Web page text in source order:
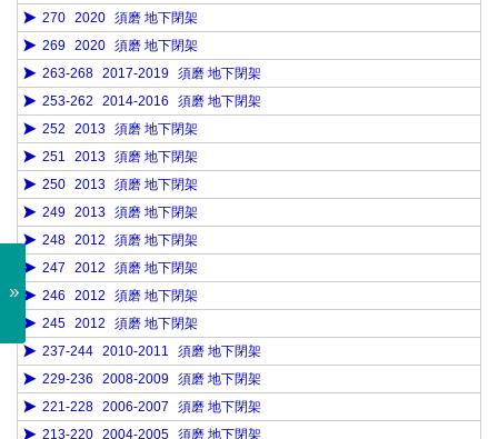
»
270 2020 須磨 地下閉架
269 2020 須磨 地下閉架
263-268 2017-2019 須磨 地下閉架
253-262
2014-2016
須磨 地下閉架
252
2013 須磨 地下閉架
251
2013 須磨 地下閉架
250 2013 須磨 地下閉架
249 2013 須磨 地下閉架
248 2012
須磨 地下閉架
247
2012
須磨 地下閉架
246
2012
須磨 地下閉架
245 2012
須磨 地下閉架
237-244 2010-2011
須磨 地下閉架
229-236
2008-2009 須磨 地下閉架
221-228 2006-2007
須磨 地下閉架
213-220 2004-2005 須磨 地下閉架